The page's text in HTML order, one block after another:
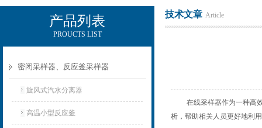
产品列表
PROUCTS LIST
密闭采样器、反应釜采样器
旋风式汽水分离器
高温小型反应釜
技术文章 Article
在线采样器作为一种高效
析，帮助相关人员更好地利